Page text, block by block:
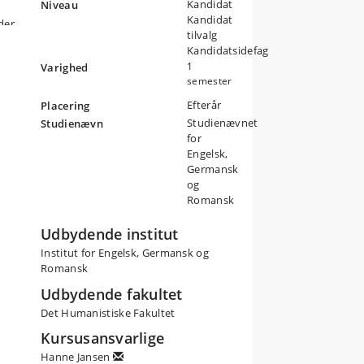
Niveau
Kandidat
Kandidat
tilvalg
Kandidatsidefag
Varighed
1
semester
Placering
Efterår
Studienævn
Studienævnet
for
Engelsk,
Germansk
og
Romansk
Udbydende institut
Institut for Engelsk, Germansk og
Romansk
Udbydende fakultet
Det Humanistiske Fakultet
Kursusansvarlige
Hanne Jansen